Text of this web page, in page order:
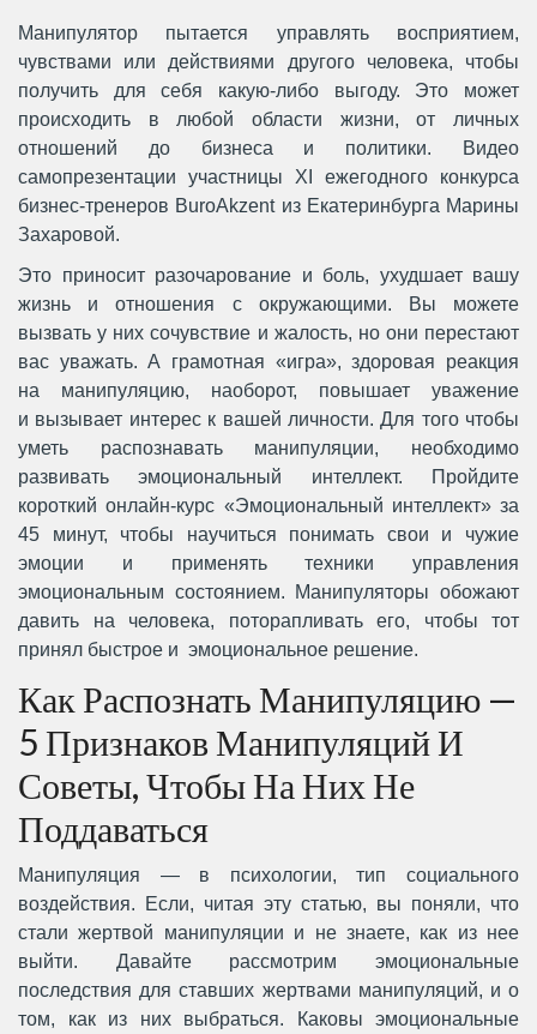
Манипулятор пытается управлять восприятием,
чувствами или действиями другого человека, чтобы
получить для себя какую-либо выгоду. Это может
происходить в любой области жизни, от личных
отношений до бизнеса и политики. Видео
самопрезентации участницы XI ежегодного конкурса
бизнес-тренеров BuroAkzent из Екатеринбурга Марины
Захаровой.
Это приносит разочарование и боль, ухудшает вашу
жизнь и отношения с окружающими. Вы можете
вызвать у них сочувствие и жалость, но они перестают
вас уважать. А грамотная «игра», здоровая реакция
на манипуляцию, наоборот, повышает уважение
и вызывает интерес к вашей личности. Для того чтобы
уметь распознавать манипуляции, необходимо
развивать эмоциональный интеллект. Пройдите
короткий онлайн-курс «Эмоциональный интеллект» за
45 минут, чтобы научиться понимать свои и чужие
эмоции и применять техники управления
эмоциональным состоянием. Манипуляторы обожают
давить на человека, поторапливать его, чтобы тот
принял быстрое и эмоциональное решение.
Как Распознать Манипуляцию —
5 Признаков Манипуляций И
Советы, Чтобы На Них Не
Поддаваться
Манипуляция — в психологии, тип социального
воздействия. Если, читая эту статью, вы поняли, что
стали жертвой манипуляции и не знаете, как из нее
выйти. Давайте рассмотрим эмоциональные
последствия для ставших жертвами манипуляций, и о
том, как из них выбраться. Каковы эмоциональные